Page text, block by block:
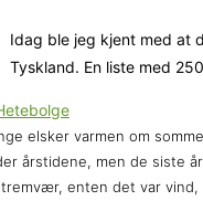
Idag ble jeg kjent med at
Tyskland. En liste med
elsker varmen om
årstidene, men de siste
enten det var vind,